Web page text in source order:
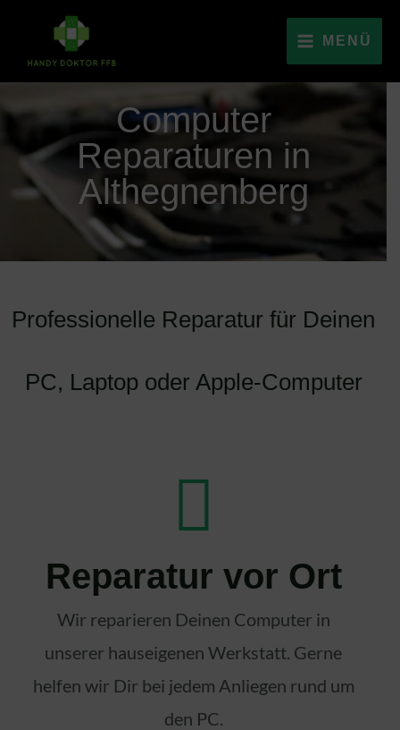
MENÜ
Computer
Reparaturen in
Althegnenberg
Professionelle Reparatur für Deinen
PC, Laptop oder Apple-Computer
Reparatur vor Ort
Wir reparieren Deinen Computer in
unserer hauseigenen Werkstatt. Gerne
helfen wir Dir bei jedem Anliegen rund um
den PC.